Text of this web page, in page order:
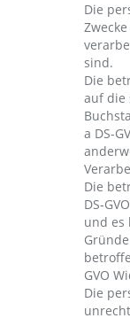
Die
sind.
Die
auf die
a DS-
Die
DS-
und es
GVO
Die